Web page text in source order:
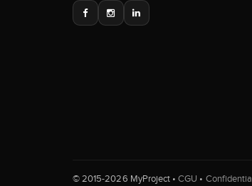
© 2015-2026 MyProject •CGU •